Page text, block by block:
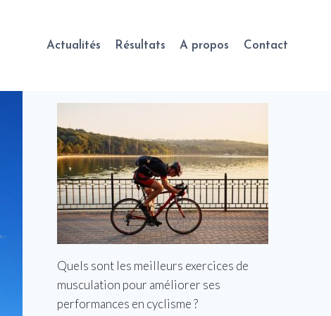
Actualités Résultats A propos Contact
Quels sont les meilleurs exercices de
musculation pour améliorer ses
performances en cyclisme ?